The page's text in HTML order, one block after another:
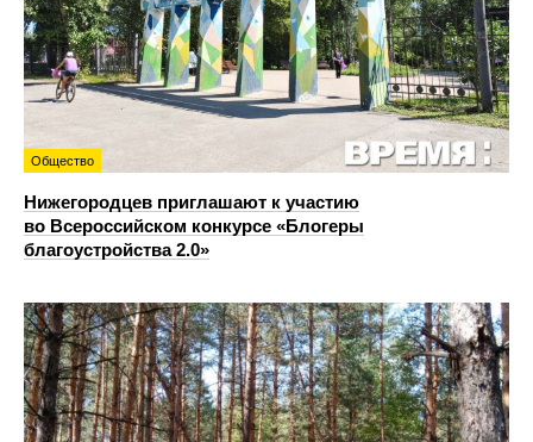
Общество
Нижегородцев приглашают к участию
во Всероссийском конкурсе «Блогеры
благоустройства 2.0»